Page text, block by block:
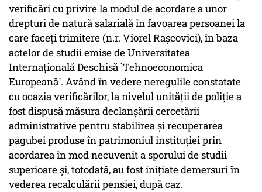
verificări cu privire la modul de acordare a unor
drepturi de natură salarială în favoarea persoanei la
care faceți trimitere (n.r. Viorel Rașcovici), în baza
actelor de studii emise de Universitatea
Internațională Deschisă `Tehnoeconomica
Europeană`. Având în vedere neregulile constatate
cu ocazia verificărilor, la nivelul unității de poliție a
fost dispusă măsura declanșării cercetării
administrative pentru stabilirea și recuperarea
pagubei produse în patrimoniul instituției prin
acordarea în mod necuvenit a sporului de studii
superioare și, totodată, au fost inițiate demersuri în
vederea recalculării pensiei, după caz.